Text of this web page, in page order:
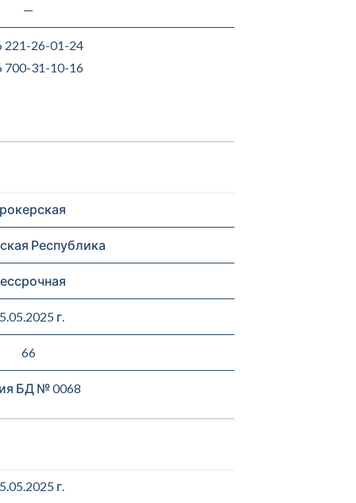
—
221-26-01-24
700-31-10-16
Республика
г.
66
БД № 0068
г.